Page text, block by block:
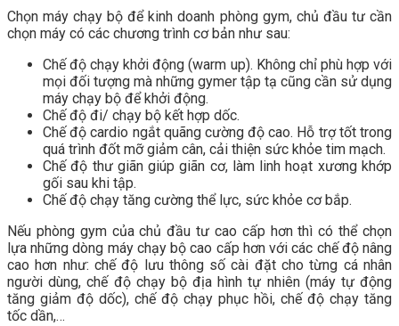
Chọn máy chạy bộ để kinh doanh phòng gym, chủ đầu tư cần
chọn máy có các chương trình cơ bản như sau:
Chế độ chạy khởi động (warm up). Không chỉ phù hợp với
mọi đối tượng mà những gymer tập tạ cũng cần sử dụng
máy chạy bộ để khởi động.
Chế độ đi/ chạy bộ kết hợp dốc.
Chế độ cardio ngắt quãng cường độ cao. Hỗ trợ tốt trong
quá trình đốt mỡ giảm cân, cải thiện sức khỏe tim mạch.
Chế độ thư giãn giúp giãn cơ, làm linh hoạt xương khớp
gối sau khi tập.
Chế độ chạy tăng cường thể lực, sức khỏe cơ bắp.
Nếu phòng gym của chủ đầu tư cao cấp hơn thì có thể chọn
lựa những dòng máy chạy bộ cao cấp hơn với các chế độ nâng
cao hơn như: chế độ lưu thông số cài đặt cho từng cá nhân
người dùng, chế độ chạy bộ địa hình tự nhiên (máy tự động
tăng giảm độ dốc), chế độ chạy phục hồi, chế độ chạy tăng
tốc dần,…